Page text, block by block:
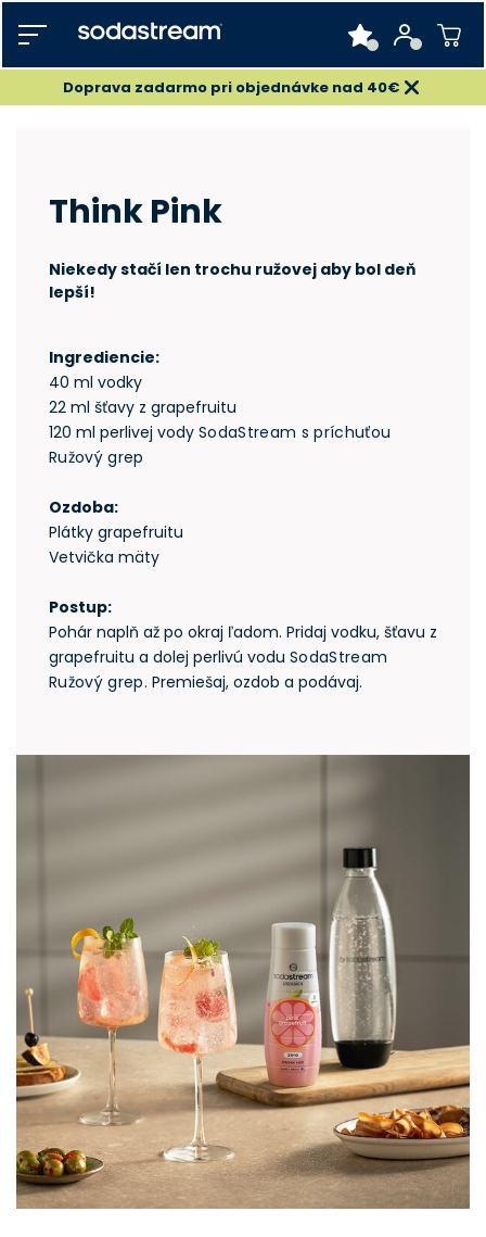
Doprava zadarmo pri objednávke nad 40€
Think Pink
Niekedy stačí len trochu ružovej aby bol deň
lepší!
Ingrediencie:
40 ml vodky
22 ml šťavy z grapefruitu
120 ml perlivej vody SodaStream s príchuťou
Ružový grep
Ozdoba:
Plátky grapefruitu
Vetvička mäty
Postup:
Pohár naplň až po okraj ľadom. Pridaj vodku, šťavu z
grapefruitu a dolej perlivú vodu SodaStream
Ružový grep. Premiešaj, ozdob a podávaj.